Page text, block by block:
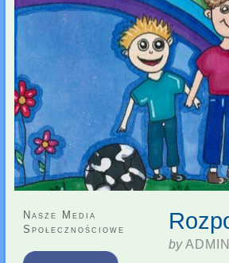
byADMIN
Nasze Media
Społecznościowe